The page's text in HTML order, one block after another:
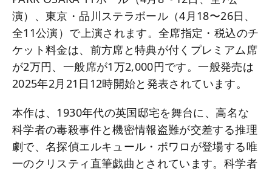
演）、東京・品川ステラボール（4月18〜26日、
全11公演）で上演されます。全席指定・税込のチ
ケット料金は、前方席と特典が付くプレミアム席
が2万円、一般席が1万2,000円です。一般発売は
2025年2月21日12時開始と発表されています。
本作は、1930年代の英国邸宅を舞台に、高名な
科学者の毒殺事件と機密情報盗難が交差する推理
劇で、名探偵エルキュール・ポワロが登場する唯
一のクリスティ直筆戯曲とされています。科学者